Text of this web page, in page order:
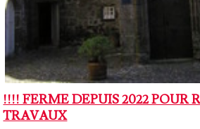
!!!! FERME DEPUIS 2022 POUR
TRAVAUX